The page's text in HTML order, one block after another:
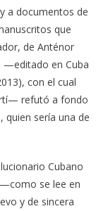
a documentos de
que
de Anténor
—editado en Cuba
con el cual
refutó a fondo
quien sería una de
Cubano
se lee en
y de sincera